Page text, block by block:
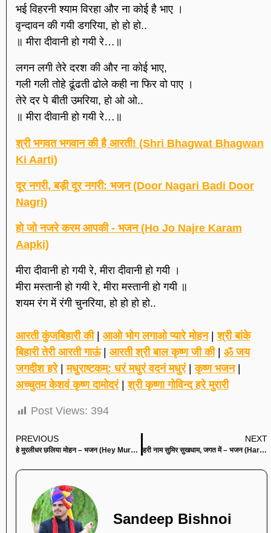
भई विहरनी श्याम विरहा और ना कोई है भाए ।
वृन्दावन की गयी डगरिया, हो हो हो..
॥ मीरा दीवानी हो गयी रे…॥
लगन लगी तेरे दरश की और ना कोई भाए,
गली गली तोहे ढूंढती ढोले कही ना फिर वो पाए ।
तेरे दर पे बीती उमरिया, हो ओ ओ..
॥ मीरा दीवानी हो गयी रे…॥
श्री भगवत भगवान की है आरती! (Shri Bhagwat Bhagwan
Ki Aarti)
दूर नगरी, बड़ी दूर नगरी: भजन (Door Nagari Badi Door
Nagri)
हो जो नजरे करम आपकी - भजन (Ho Jo Najre Karam
Aapki)
मीरा दीवानी हो गयी रे, मीरा दीवानी हो गयी ।
मीरा मस्तानी हो गयी रे, मीरा मस्तानी हो गयी ॥
शयम रंग में रंगी चुनरिया, हो हो हो हो..
आरती कुंजबिहारी की| आओ भोग लगाओ प्यारे मोहन|श्री बांके
बिहारी तेरी आरती गाऊं| आरती श्री बाल कृष्ण जी की| ॐ जय
जगदीश हरे|मधुराष्टकम्: धरं मधुरं वदनं मधुरं|कृष्ण भजन|
अच्चुतम केशवं कृष्ण दामोदरं|श्री कृष्णा गोविन्द हरे मुरारी
Post Views: 394
PREVIOUS
हे मुरलीधर छलिया मोहन – भजन (Hey Muralidhar Chhaliya Mohan)
NEXT
हरी नाम सुमिर सुखधाम, जगत में – भजन (Hari Nam Sumir Sukhdham Jagat Mein)
Sandeep Bishnoi